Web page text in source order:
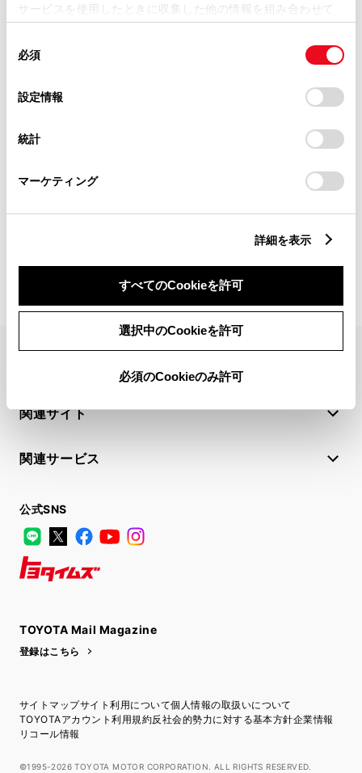
サービスを使用したときに収集した他の情報を組み合わせて
使用することがあります。当ウェブサイトの使用を続行する
デバイスにすべてのCookie(クッキー)が保存されることに同
意したことになります。Cookie(クッキー)のオプトアウト、
設定の変更、同意を撤回したりするにあたっては、当社の
「Cookie（クッキー）情報の取り扱いについて
」をご覧くだ
必須
設定情報
統計
マーケティング
詳細を表示
すべてのCookieを許可
選択中のCookieを許可
必須のCookieのみ許可
おります。
橋本店は元気と笑顔いっぱいのお店です！！
FAQ・お問い合わせ
関連サイト
関連サービス
公式SNS
LINE
X FacebookYouTube
TOYOTA Mail Magazine
登録はこちら
サイトマップサイト利用について個人情報の取扱いについて
TOYOTAアカウント利用規約反社会的勢力に対する基本方針企業情報
リコール情報
©1995-2026 TOYOTA MOTOR CORPORATION. ALL RIGHTS RESERVED.